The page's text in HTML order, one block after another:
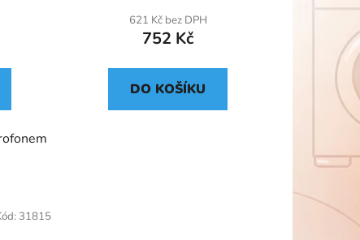
621 Kč bez DPH
752 Kč
DO KOŠÍKU
31815